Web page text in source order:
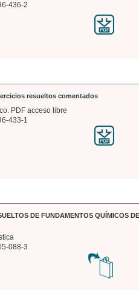
436-2
resueltos comentados
PDF acceso libre
433-1
DE FUNDAMENTOS QUÍMICOS
088-3